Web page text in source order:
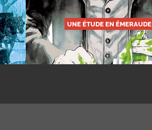
UNE ÉTUDE EN ÉMERAUDE